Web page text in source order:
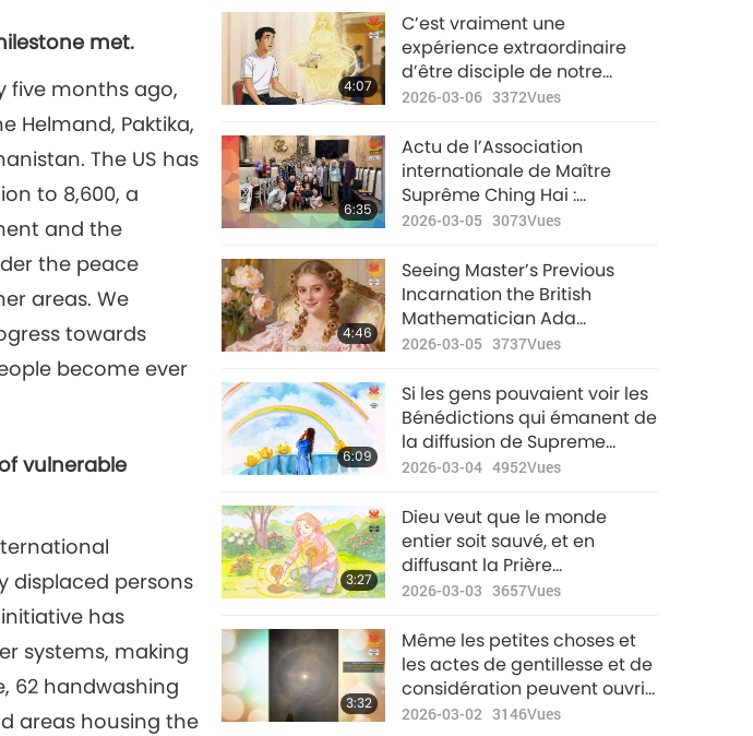
met.
five months ago,
Helmand, Paktika,
The US has
to 8,600, a
and the
the peace
areas. We
towards
become ever
vulnerable
displaced persons
has
systems, making
62 handwashing
areas housing the
26
31:05
Nouvelles
d'exception
2020-08-263253
27
32:32
Nouvelles
d'exception
2020-08-273170
28
33:32
Nouvelles
d'exception
2020-08-283432
29
31:15
Nouvelles
d'exception
2020-08-293114
30
29:19
Nouvelles
d'exception
2020-08-303090
29:34
Nouvelles
d'exception
2020-08-313033
4:07
C’est vraiment une
expérience extraordinaire
d’être disciple de notre
Maître Bien-aimée. Nous
2026-03-06 3372Vues
6:35
Actu de l’Association
internationale de Maître
Suprême Ching Hai :
Nouvelles d’Ukraine (Ureign)...
2026-03-05 3073Vues
4:46
Seeing Master’s Previous
Incarnation the British
Mathematician Ada
Lovelace, the Founder of
Programming
2026-03-05 3737Vues
6:09
Si les gens pouvaient voir les
Bénédictions qui émanent de
la diffusion de Supreme
Master TV Max, chaque
s’inclinerait en humble
gratitude pour la Grâce que
Dieu Tout-Puissant nous
accorde en ce moment.
2026-03-04 4952Vues
3:27
Dieu veut que le monde
entier soit sauvé, et en
diffusant la Prière
Quotidienne la Plus Puissante
nous allons, nous pouvons
contribuer à aider le plan de
Dieu à se dérouler pour toute
la Terre.
2026-03-03 3657Vues
3:32
Même les petites choses et
les actes de gentillesse et de
considération peuvent ouvrir
nos cœurs et permettre à
2026-03-02 3146Vues